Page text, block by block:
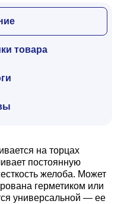
товара
на торцах
постоянную
желоба. Может
герметиком или
универсальной — ее